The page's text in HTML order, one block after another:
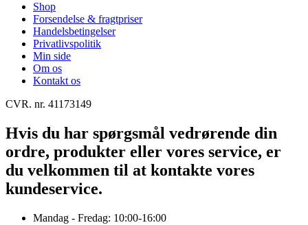
Shop
Forsendelse & fragtpriser
Handelsbetingelser
Privatlivspolitik
Min side
Om os
Kontakt os
CVR. nr. 41173149
Hvis du har spørgsmål vedrørende din
ordre, produkter eller vores service, er
du velkommen til at kontakte vores
kundeservice.
Mandag - Fredag: 10:00-16:00